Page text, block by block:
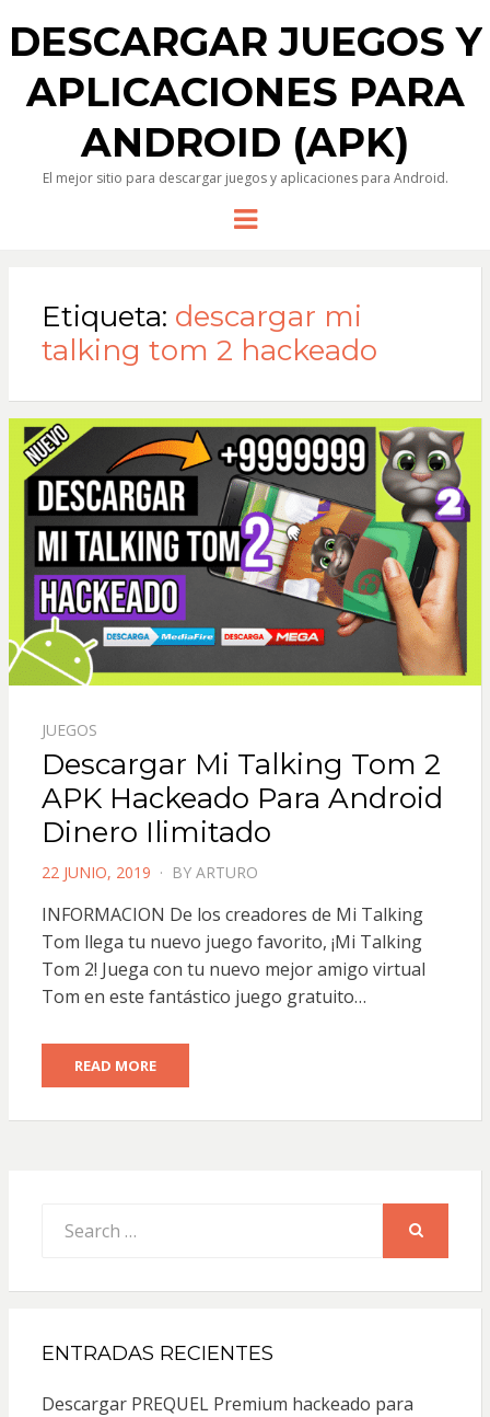
DESCARGAR JUEGOS Y
APLICACIONES PARA
ANDROID (APK)
El mejor sitio para descargar juegos y aplicaciones para Android.
Menu
Etiqueta: descargar mi
talking tom 2 hackeado
JUEGOS
Descargar Mi Talking Tom 2
APK Hackeado Para Android
Dinero Ilimitado
POSTED
22 JUNIO, 2019 BY ARTURO
INFORMACION De los creadores de Mi Talking
Tom llega tu nuevo juego favorito, ¡Mi Talking
Tom 2! Juega con tu nuevo mejor amigo virtual
Tom en este fantástico juego gratuito…
READ MORE
for:
ENTRADAS RECIENTES
Descargar PREQUEL Premium hackeado para